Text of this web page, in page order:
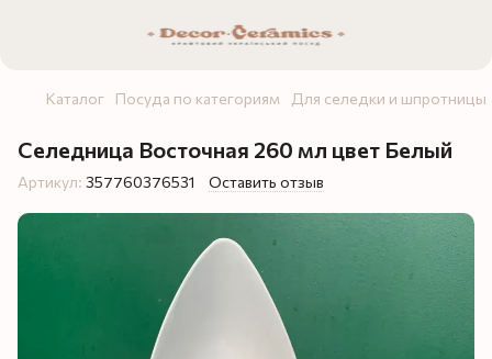
Каталог Посуда по категориям Для селедки и шпротницы
Селедница Восточная 260 мл цвет Белый
Артикул: 357760376531 Оставить отзыв